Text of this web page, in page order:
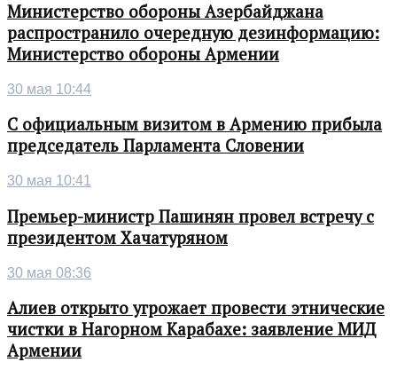
Министерство обороны Азербайджана
распространило очередную дезинформацию:
Министерство обороны Армении
30 мая 10:44
С официальным визитом в Армению прибыла
председатель Парламента Словении
30 мая 10:41
Премьер-министр Пашинян провел встречу с
президентом Хачатуряном
30 мая 08:36
Алиев открыто угрожает провести этнические
чистки в Нагорном Карабахе: заявление МИД
Армении